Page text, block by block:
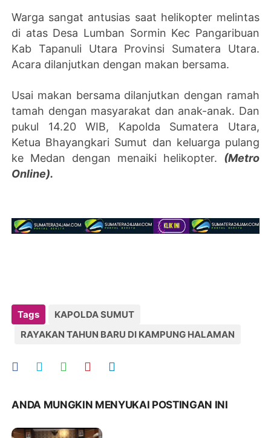
Warga sangat antusias saat helikopter melintas
di atas Desa Lumban Sormin Kec Pangaribuan
Kab Tapanuli Utara Provinsi Sumatera Utara.
Acara dilanjutkan dengan makan bersama.
Usai makan bersama dilanjutkan dengan ramah
tamah dengan masyarakat dan anak-anak. Dan
pukul 14.20 WIB, Kapolda Sumatera Utara,
Ketua Bhayangkari Sumut dan keluarga pulang
ke Medan dengan menaiki helikopter. (Metro
Online).
Tags
KAPOLDA SUMUT
RAYAKAN TAHUN BARU DI KAMPUNG HALAMAN
ANDA MUNGKIN MENYUKAI POSTINGAN INI